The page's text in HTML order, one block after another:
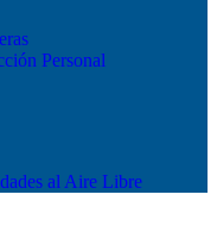
Personal
al Aire Libre